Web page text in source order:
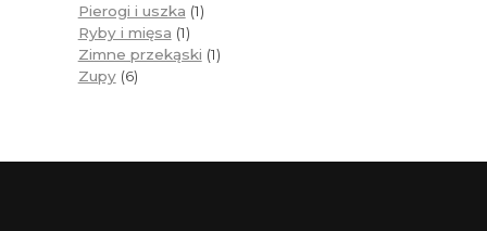
Pierogi i uszka 1
Ryby i mięsa 1
Zimne przekąski 1
Zupy 6